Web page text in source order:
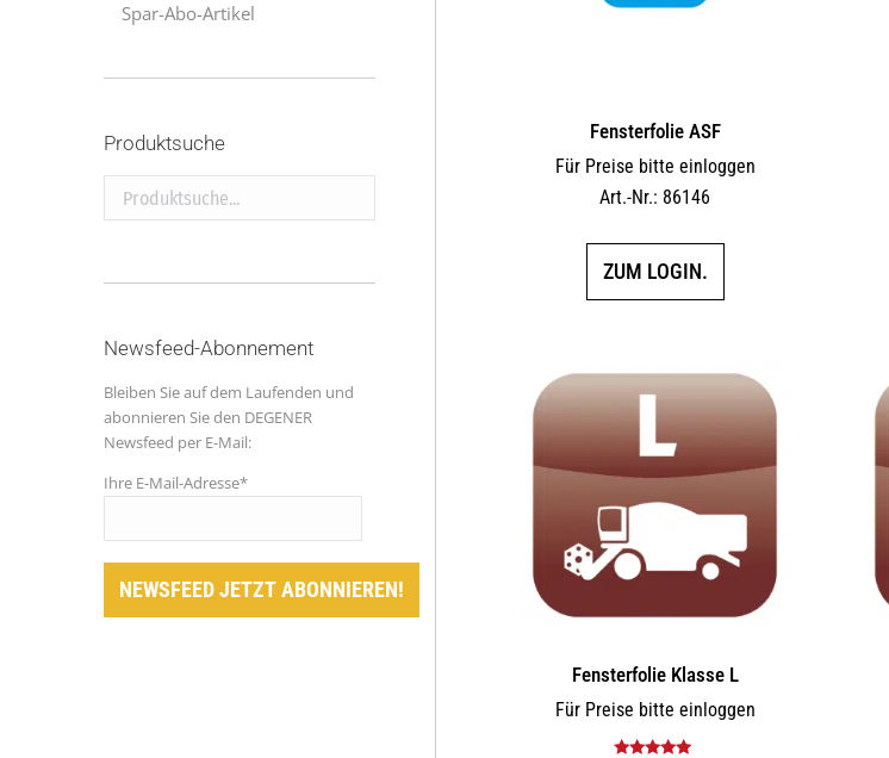
Fensterfolie ASF
Für Preise bitte einloggen
Art.-Nr.: 86146
ZUM LOGIN.
Fensterfolie Klasse L
Für Preise bitte einloggen
Spar-Abo-Artikel
Produktsuche
Produktsuche...
Newsfeed-Abonnement
Bleiben Sie auf dem Laufenden und
abonnieren Sie den DEGENER
Newsfeed per E-Mail:
Ihre E-Mail-Adresse*